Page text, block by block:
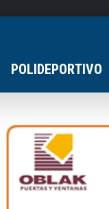
POLIDEPORTIVO